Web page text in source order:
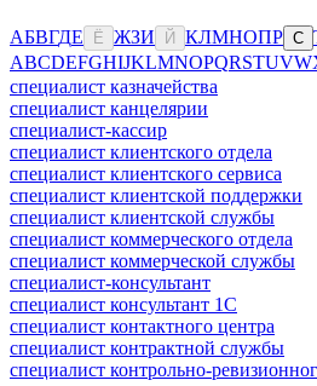
АБВГДЕ Ё ЖЗИ Й КЛМНОПР С
ABCDEFGHIJKLMNOPQRSTUVW
специалист казначейства
специалист канцелярии
специалист-кассир
специалист клиентского отдела
специалист клиентского сервиса
специалист клиентской поддержки
специалист клиентской службы
специалист коммерческого отдела
специалист коммерческой службы
специалист-консультант
специалист консультант 1С
специалист контактного центра
специалист контрактной службы
специалист контрольно-